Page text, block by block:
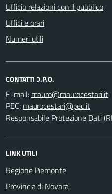
Ufficio relazioni con il pubblico
Uffici e orari
Numeri utili
CONTATTI D.P.O.
E-mail:
PEC:
Responsabile Protezione Dati
LINK UTILI
Regione Piemonte
Provincia di Novara